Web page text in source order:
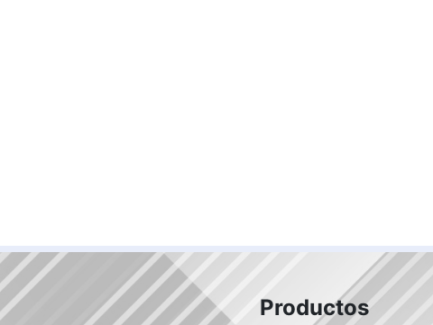
Productos